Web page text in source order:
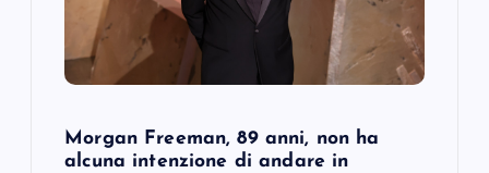
Morgan Freeman, 89 anni, non ha
alcuna intenzione di andare in